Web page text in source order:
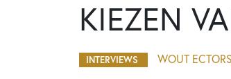
KIEZEN
INTERVIEWS WOUT ECTORS